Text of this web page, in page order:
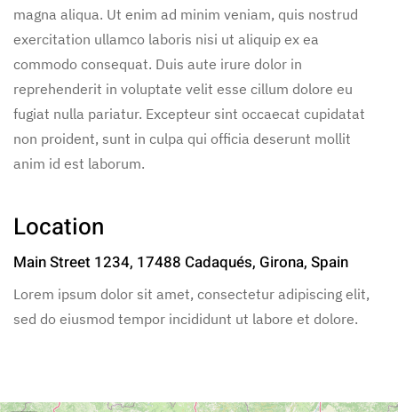
magna aliqua. Ut enim ad minim veniam, quis nostrud
exercitation ullamco laboris nisi ut aliquip ex ea
commodo consequat. Duis aute irure dolor in
reprehenderit in voluptate velit esse cillum dolore eu
fugiat nulla pariatur. Excepteur sint occaecat cupidatat
non proident, sunt in culpa qui officia deserunt mollit
anim id est laborum.
Location
Main Street 1234, 17488 Cadaqués, Girona, Spain
Lorem ipsum dolor sit amet, consectetur adipiscing elit,
sed do eiusmod tempor incididunt ut labore et dolore.